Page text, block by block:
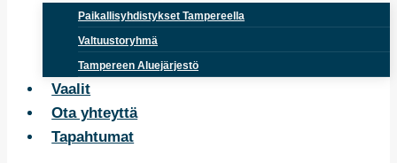
Paikallisyhdistykset Tampereella
Valtuustoryhmä
Tampereen Aluejärjestö
Vaalit
Ota yhteyttä
Tapahtumat